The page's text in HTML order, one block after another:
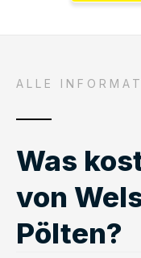
ALLE
Was
von
Pölten?